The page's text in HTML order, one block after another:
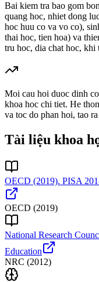
Bai kiem tra bao gom
quang hoc, nhiet dong
hoc huu co va vo co),
thai hoc, tien hoa) va
tru hoc, dia chat hoc, khi
Moi cau hoi duoc dinh
khoa hoc chi tiet. He
va toc do phan hoi, tao
Tài liệu khoa
OECD (2019). PISA
OECD (2019)
National Research
Education
NRC (2012)